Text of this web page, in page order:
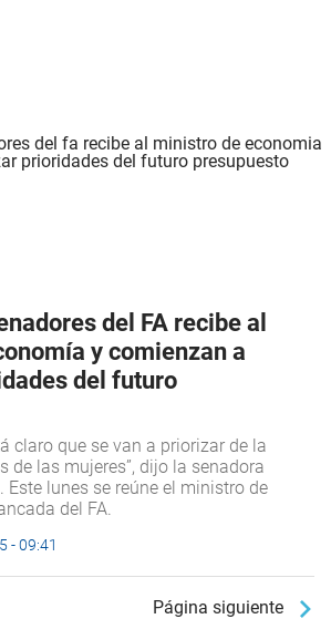
del FA recibe al
y comienzan a
del futuro
claro que se van a priorizar de la
de las mujeres”, dijo la senadora
Este lunes se reúne el ministro de
del FA.
- 09:41
Página siguiente